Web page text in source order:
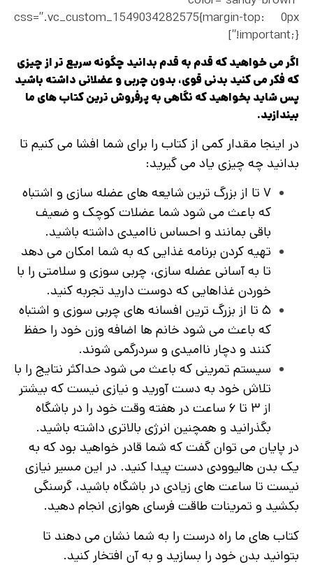
css=”.vc_custom_1549034282575{margin-top: 0px
!important;}”]
اگر می خواهید که قدم به قدم بدانید چگونه سریع تر از چیزی
که فکر می کنید بدنی قوی، بدون چربی و عضلانی داشته باشید
پس شاید بخواهید که نگاهی به پرفروش‌ ترین کتاب‌ های ما
بیندازید.
در اینجا مقدار کمی از کتاب را برای شما افشا می‌ کنیم تا
بدانید چه چیزی یاد می گیرید:
۷ تا از بزرگ ترین شایعه های عضله سازی و اشتباه
که باعث می شود شما عضلات کوچک و ضعیف
باقی بمانند و احساس ناامیدی داشته باشید.
تهیه کردن برنامه غذایی که به شما امکان می‌ دهد
تا به آسانی عضله سازی، چربی سوزی و سلامتی را با
خوردن غذاهایی که دوست دارید تجربه کنید.
۵ تا از بزرگ ترین افسانه های چربی سوزی و اشتباه
که باعث می شود خانم ها اضافه وزن خود را حفظ
کنند و دچار ناامیدی و سردرگمی شوند.
سیستم تمرینی که باعث می شود حداکثر نتایج را با
تلاش خود به دست آورید و نیازی نیست که بیشتر
از ۳ تا ۶ ساعت در هفته وقت خود را در باشگاه
بگذرانید و همچنین انرژی بالاتری داشته باشید.
در پایان می توان گفت که شما قادر خواهید بود که به
یک بدن هالیوودی دست پیدا کنید. در این مسیر نیازی
نیست تا ساعت های زیادی در باشگاه باشید، گرسنگی
بکشید و تمرینات طاقت فرسای هوازی انجام دهید.
کتاب های ما راه درست را به شما نشان می دهند تا
بتوانید بدن خود را بسازید و به آن افتخار کنید.